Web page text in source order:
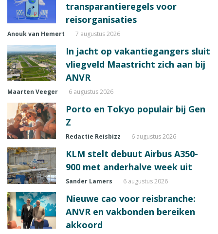
transparantieregels voor
reisorganisaties
Anouk van Hemert 7 augustus 2026
In jacht op vakantiegangers sluit
vliegveld Maastricht zich aan bij
ANVR
Maarten Veeger 6 augustus 2026
Porto en Tokyo populair bij Gen
Z
Redactie Reisbizz 6 augustus 2026
KLM stelt debuut Airbus A350-
900 met anderhalve week uit
Sander Lamers 6 augustus 2026
Nieuwe cao voor reisbranche:
ANVR en vakbonden bereiken
akkoord